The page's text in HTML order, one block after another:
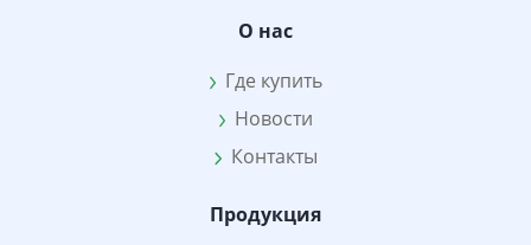
О нас
Где купить
Новости
Контакты
Продукция